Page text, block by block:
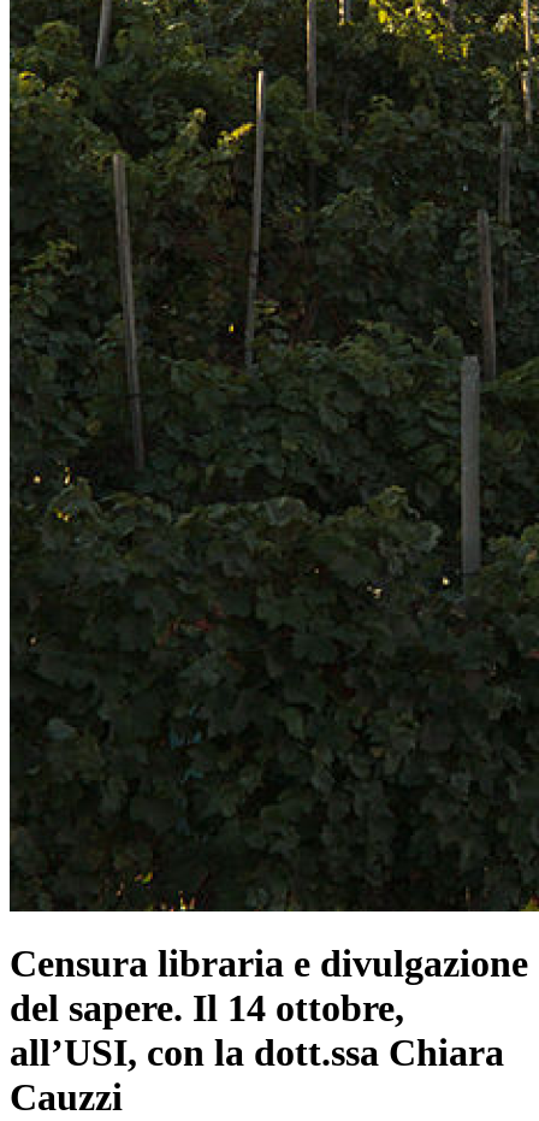
Censura libraria e divulgazione
del sapere. Il 14 ottobre,
all’USI, con la dott.ssa Chiara
Cauzzi